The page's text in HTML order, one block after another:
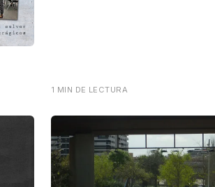
1 MIN DE LECTURA